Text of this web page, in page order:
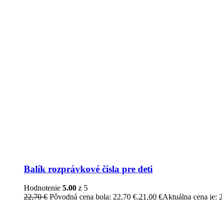
Balík rozprávkové čísla pre deti
Hodnotenie 5.00 z 5
22,70€ Pôvodná cena bola: 22,70 €.21,00 €Aktuálna cena je: